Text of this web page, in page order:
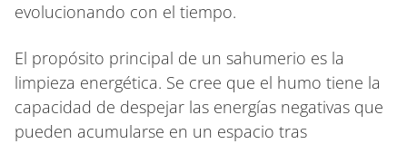
evolucionando con el tiempo.
El propósito principal de un sahumerio es la
limpieza energética. Se cree que el humo tiene la
capacidad de despejar las energías negativas que
pueden acumularse en un espacio tras